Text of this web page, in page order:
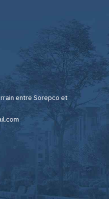
entre Sorepco et